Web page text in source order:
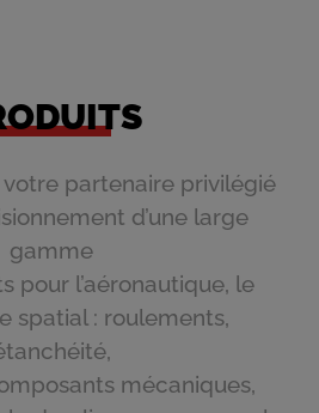
votre partenaire privilégié
d’une large
gamme
pour l’aéronautique, le
spatial : roulements,
mécaniques,